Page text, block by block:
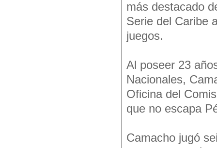
más destacado
Serie del Caribe
juegos.
Al poseer 23
Nacionales,
Oficina del
que no escapa
Camacho jugó